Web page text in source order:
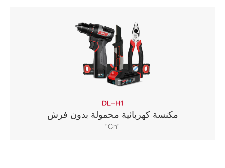
DL-H1
مكنسة كهربائية محمولة بدون فرش
"Ch"